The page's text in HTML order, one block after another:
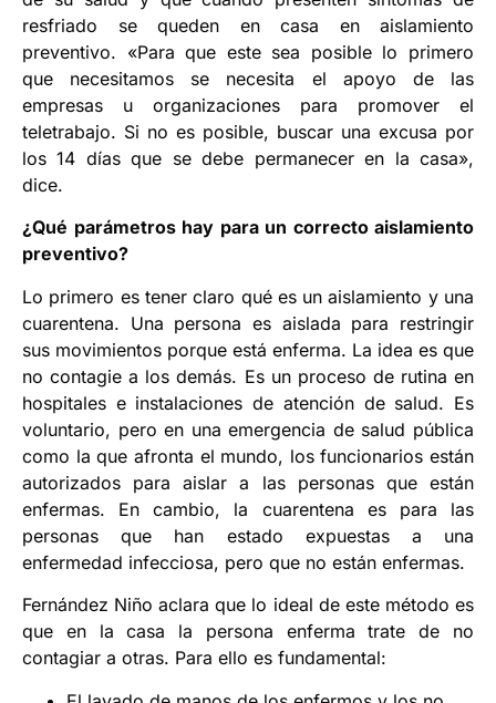
resfriado se queden en casa en aislamiento
preventivo. «Para que este sea posible lo primero
que necesitamos se necesita el apoyo de las
empresas u organizaciones para promover el
teletrabajo. Si no es posible, buscar una excusa por
los 14 días que se debe permanecer en la casa»,
dice.
¿Qué parámetros hay para un correcto aislamiento
preventivo?
Lo primero es tener claro qué es un aislamiento y una
cuarentena. Una persona es aislada para restringir
sus movimientos porque está enferma. La idea es que
no contagie a los demás. Es un proceso de rutina en
hospitales e instalaciones de atención de salud. Es
voluntario, pero en una emergencia de salud pública
como la que afronta el mundo, los funcionarios están
autorizados para aislar a las personas que están
enfermas. En cambio, la cuarentena es para las
personas que han estado expuestas a una
enfermedad infecciosa, pero que no están enfermas.
Fernández Niño aclara que lo ideal de este método es
que en la casa la persona enferma trate de no
contagiar a otras. Para ello es fundamental: